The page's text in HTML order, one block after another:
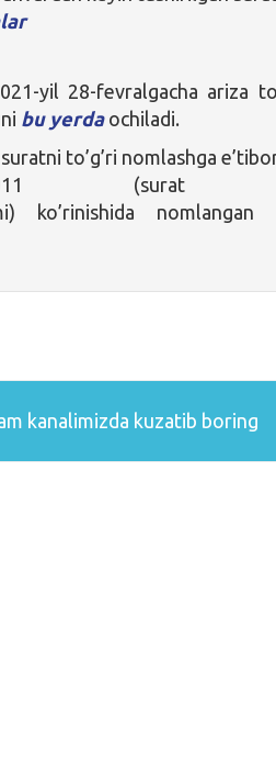
yil 28-fevralgacha ariza
bu yerdaochiladi.
to’g’ri nomlashga
(surat
ko’rinishida nomlangan
kanalimizda kuzatib boring